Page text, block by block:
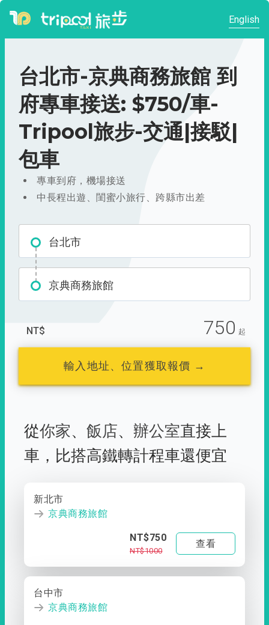
English
台北市-京典商務旅館 到
府專車接送: $750/車-
Tripool旅步-交通|接駁|
包車
專車到府，機場接送
中長程出遊、閨蜜小旅行、跨縣市出差
台北市
京典商務旅館
NT$ 750 起
輸入地址、位置獲取報價 →
從你家、 飯店、 辦公室直接上
車， 比搭高鐵轉計程車還便宜
新北市
京典商務旅館
NT$750
NT$1000
查看
台中市
京典商務旅館